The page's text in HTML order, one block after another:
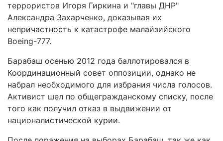
террористов Игоря Гиркина и "главы ДНР"
Александра Захарченко, доказывая их
непричастность к катастрофе малайзийского
Boeing-777.
Барабаш осенью 2012 года баллотировался в
Координационный совет оппозиции, однако не
набрал необходимого для избрания числа голосов.
Активист шел по общегражданскому списку, после
того как получил отказ в выдвижении от
националистической курии.